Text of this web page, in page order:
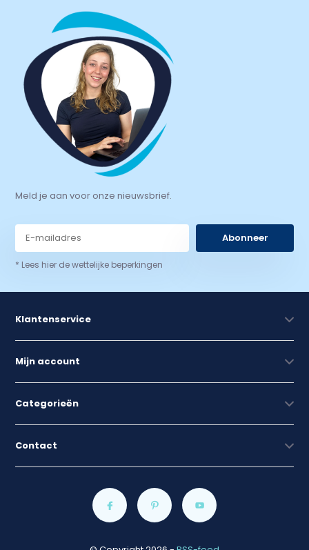
Meld je aan voor onze nieuwsbrief.
Abonneer
* Lees hier de wettelijke beperkingen
Klantenservice
Mijn account
Categorieën
Contact